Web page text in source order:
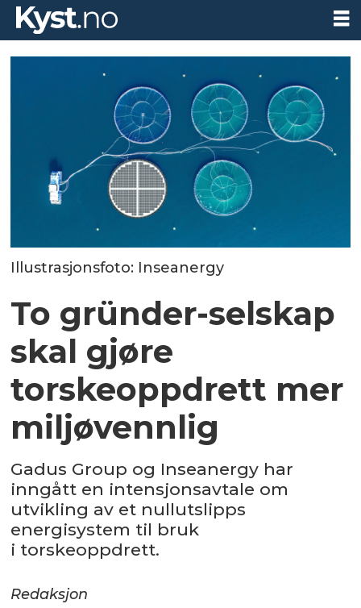
Illustrasjonsfoto: Inseanergy
To gründer-selskap
skal gjøre
torskeoppdrett mer
miljøvennlig
Gadus Group og Inseanergy har
inngått en intensjonsavtale om
utvikling av et nullutslipps
energisystem til bruk
i torskeoppdrett.
Redaksjon